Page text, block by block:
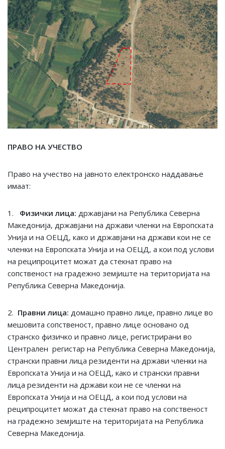
ПРАВО НА УЧЕСТВО
Право на учество на јавното електронско наддавање
имаат:
1. Физички лица: државјани на Република Северна
Македонија, државјани на држави членки на Европската
Унија и на ОЕЦД, како и државјани на држави кои не се
членки на Европската Унија и на ОЕЦД, а кои под услови
на реципроцитет можат да стекнат право на
сопственост на градежно земјиште на територијата на
Република Северна Македонија.
2. Правни лица: домашно правно лице, правно лице во
мешовита сопственост, правно лице основано од
странско физичко и правно лице, регистрирани во
Централен регистар на Република Северна Македонија,
странски правни лица резиденти на држави членки на
Европската Унија и на ОЕЦД, како и странски правни
лица резиденти на држави кои не се членки на
Европската Унија и на ОЕЦД, а кои под услови на
реципроцитет можат да стекнат право на сопственост
на градежно земјиште на територијата на Република
Северна Македонија.